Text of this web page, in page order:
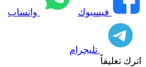
فيسبوك واتساب
تليجرام
اترك تعليقاً